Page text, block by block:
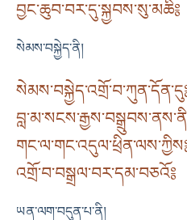
བྱང་ཆུབ་བར་དུ་སྐྱབས་སུ་མཆི༔
སེམས་བསྐྱེད་ནི།
འགྲོ་བ་བསྒྲལ་བར་དམ་བཅའོ༔
ཡན་ལག་བདུན་པ་ནི།